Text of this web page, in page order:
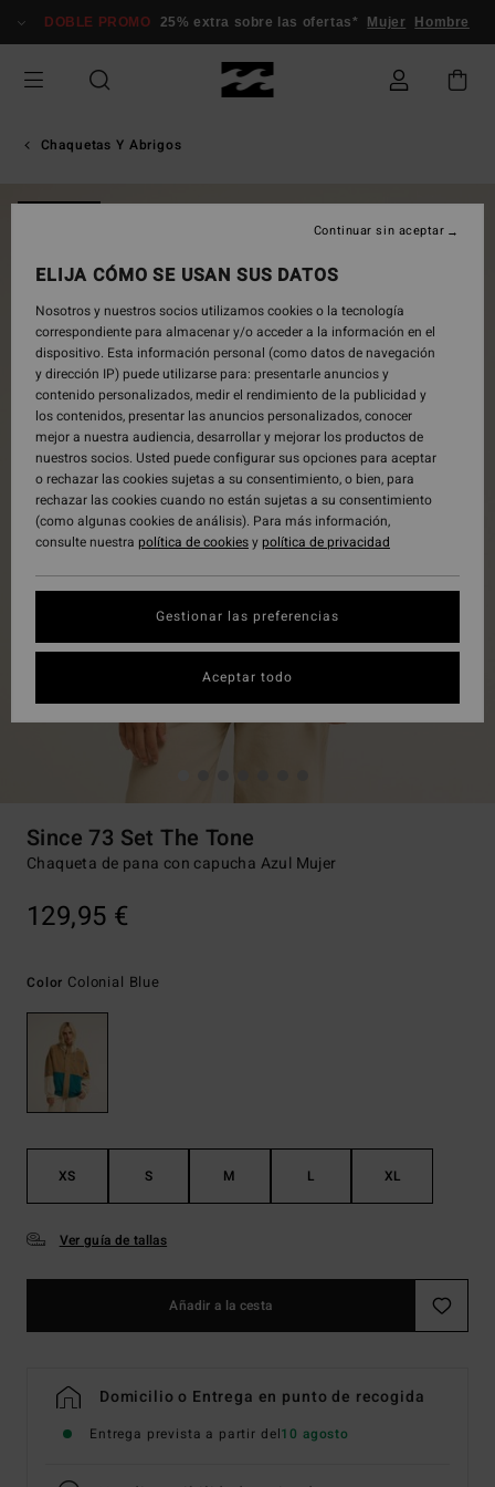
información
DOBLE PROMO 25% extra sobre las ofertas* Mujer Hombre
Chaquetas Y Abrigos
Since 73 Set The Tone
Chaqueta de pana con capucha Azul Mujer
129,95 €
Color Colonial Blue
XS S M L XL
Ver guía de tallas
Añadir a la cesta
Domicilio o Entrega en punto de recogida
Entrega prevista a partir del10 agosto
ELIJA CÓMO SE USAN SUS DATOS
Nosotros y nuestros socios utilizamos cookies o la tecnología
correspondiente para almacenar y/o acceder a la información en el
dispositivo. Esta información personal (como datos de navegación
y dirección IP) puede utilizarse para: presentarle anuncios y
contenido personalizados, medir el rendimiento de la publicidad y
los contenidos, presentar las anuncios personalizados, conocer
mejor a nuestra audiencia, desarrollar y mejorar los productos de
nuestros socios. Usted puede configurar sus opciones para aceptar
o rechazar las cookies sujetas a su consentimiento, o bien, para
rechazar las cookies cuando no están sujetas a su consentimiento
(como algunas cookies de análisis). Para más información,
consulte nuestra política de cookiesypolítica de privacidad
Gestionar las preferencias
Continuar sin aceptar
Aceptar todo